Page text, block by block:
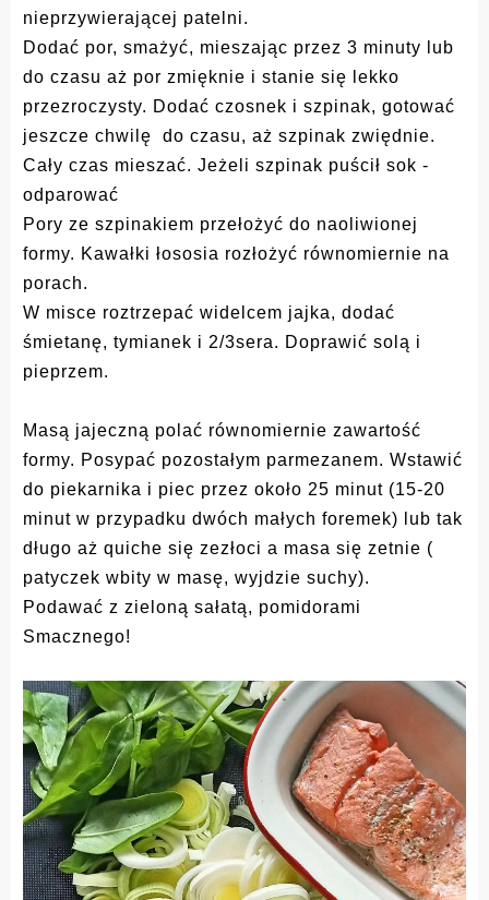
nieprzywierającej patelni.
Dodać por, smażyć, mieszając przez 3 minuty lub
do czasu aż por zmięknie i stanie się lekko
przezroczysty. Dodać czosnek i szpinak, gotować
jeszcze chwilę do czasu, aż szpinak zwiędnie.
Cały czas mieszać. Jeżeli szpinak puścił sok -
odparować
Pory ze szpinakiem przełożyć do naoliwionej
formy. Kawałki łososia rozłożyć równomiernie na
porach.
W misce roztrzepać widelcem jajka, dodać
śmietanę, tymianek i 2/3sera. Doprawić solą i
pieprzem.
Masą jajeczną polać równomiernie zawartość
formy. Posypać pozostałym parmezanem. Wstawić
do piekarnika i piec przez około 25 minut (15-20
minut w przypadku dwóch małych foremek) lub tak
długo aż quiche się zezłoci a masa się zetnie (
patyczek wbity w masę, wyjdzie suchy).
Podawać z zieloną sałatą, pomidorami
Smacznego!